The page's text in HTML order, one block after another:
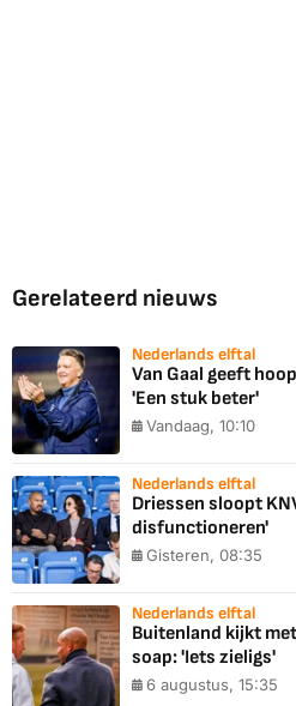
Gerelateerd nieuws
Nederlands elftal
Van Gaal geeft
'Een stuk beter'
Vandaag, 10:10
Nederlands elftal
Driessen sloopt
disfunctioneren'
Gisteren, 08:35
Nederlands elftal
Buitenland kijkt
soap: 'Iets zieligs'
6 augustus, 15:35